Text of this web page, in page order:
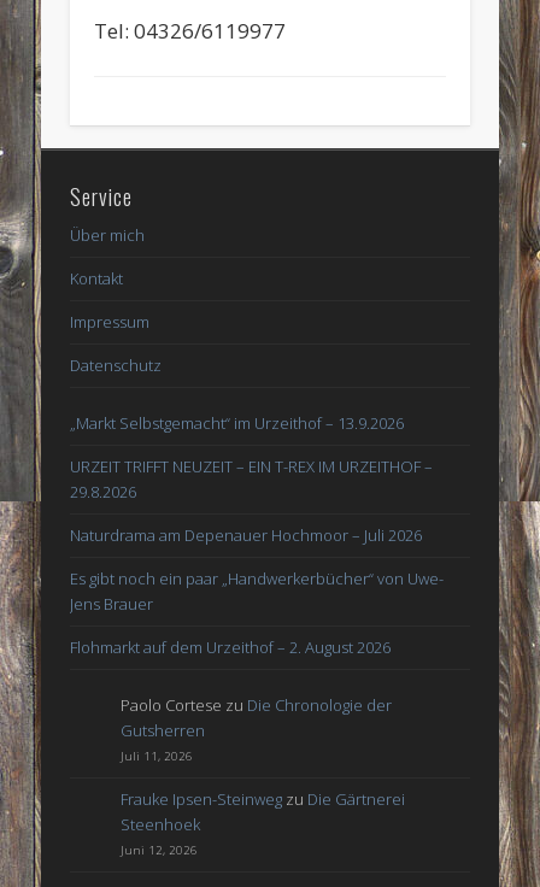
Tel: 04326/6119977
Service
Über mich
Kontakt
Impressum
Datenschutz
„Markt Selbstgemacht“ im Urzeithof – 13.9.2026
URZEIT TRIFFT NEUZEIT – EIN T-REX IM URZEITHOF –
29.8.2026
Naturdrama am Depenauer Hochmoor – Juli 2026
Es gibt noch ein paar „Handwerkerbücher“ von Uwe-
Jens Brauer
Flohmarkt auf dem Urzeithof – 2. August 2026
Paolo Cortese zu Die Chronologie der
Gutsherren
Juli 11, 2026
Frauke Ipsen-Steinweg zu Die Gärtnerei
Steenhoek
Juni 12, 2026